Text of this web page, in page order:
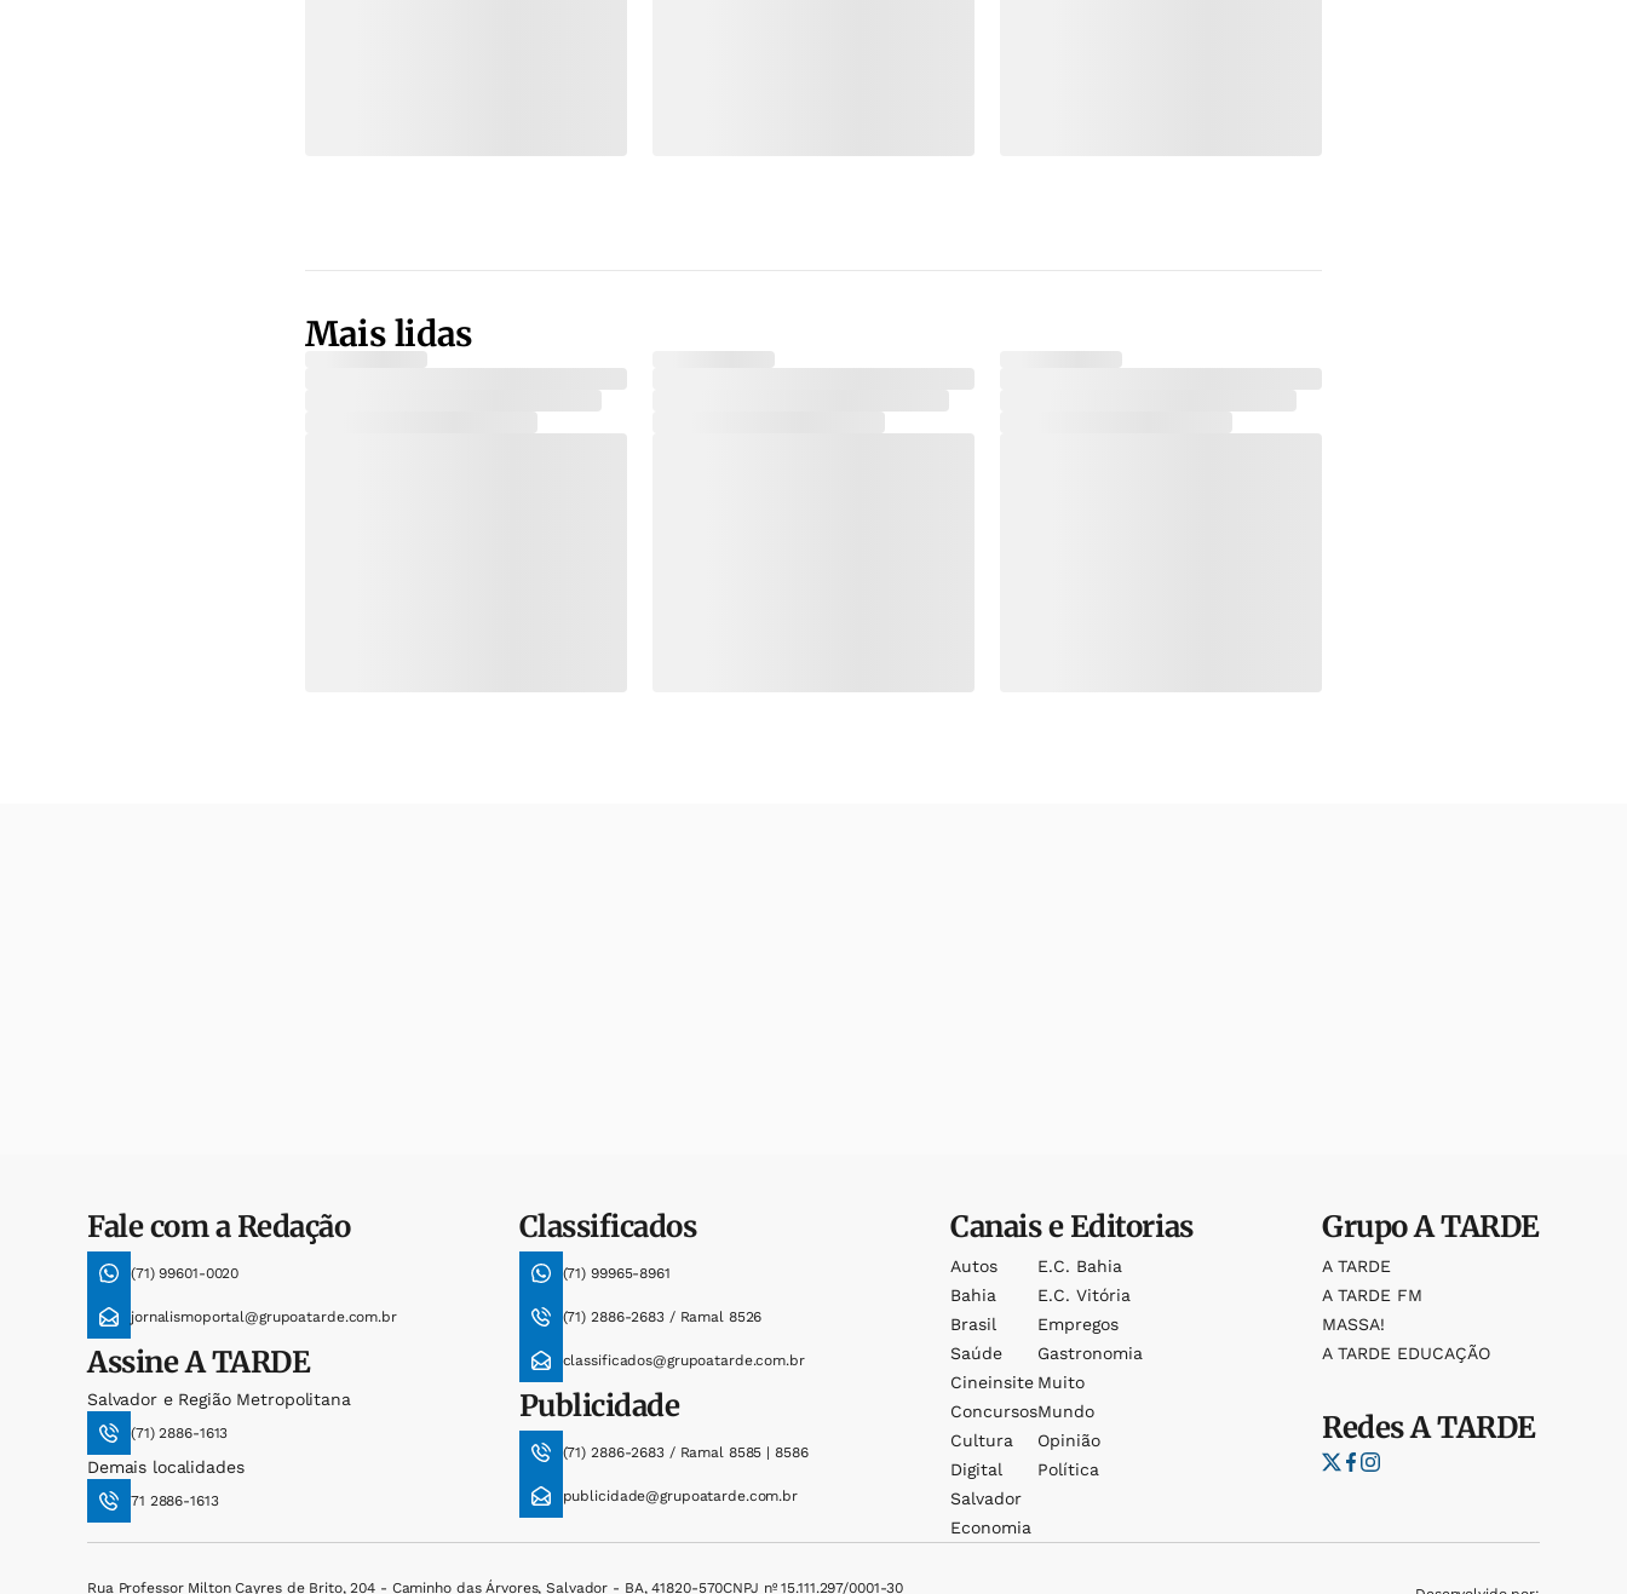
Mais lidas
Fale com a Redação
(71) 99601-0020
jornalismoportal@grupoatarde.com.br
AssineA TARDE
Salvador e Região Metropolitana
(71) 2886-1613
Demais localidades
71 2886-1613
Classificados
(71) 99965-8961
(71) 2886-2683 / Ramal 8526
classificados@grupoatarde.com.br
Publicidade
(71) 2886-2683 / Ramal 8585 | 8586
publicidade@grupoatarde.com.br
Canais e Editorias
Autos
Bahia
Brasil
Saúde
Cineinsite
Concursos
Cultura
Digital
Salvador
Economia
E.c. Bahia
E.c. Vitória
Empregos
Gastronomia
Muito
Mundo
Opinião
Política
GrupoA TARDE
A TARDE
A TARDE FM
MASSA!
A TARDE EDUCAÇÃO
RedesA TARDE
Rua Professor Milton Cayres de Brito, 204 - Caminho das Árvores, Salvador - BA, 41820-570CNPJ nº 15.111.297/0001-30